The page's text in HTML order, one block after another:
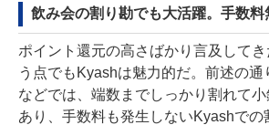
飲み会の割り勘でも大活躍。手数料
ポイント還元の高さばかり言及して
う点でもKyashは魅力的だ。前述の通
などでは、端数までしっかり割れて
あり、手数料も発生しないKyashでの